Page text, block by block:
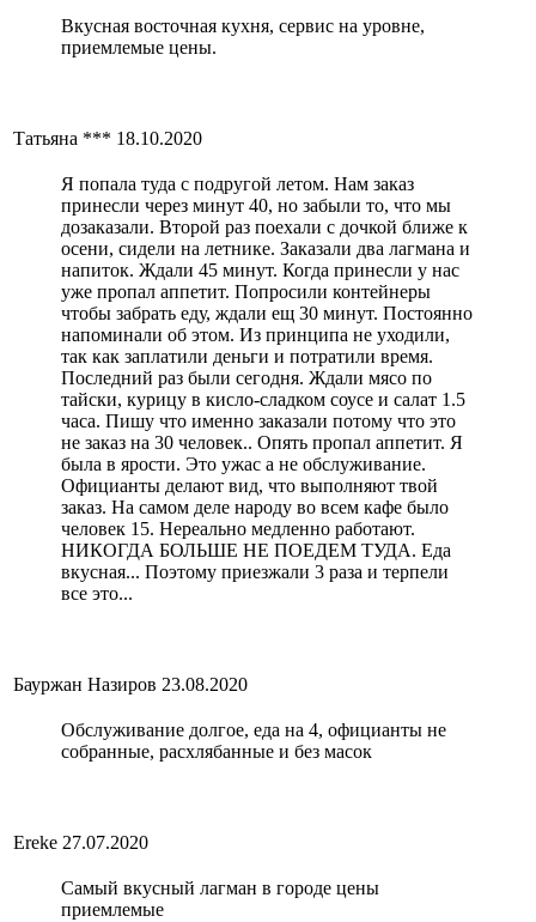
Вкусная восточная кухня, сервис на уровне,
приемлемые цены.
Татьяна *** 18.10.2020
Я попала туда с подругой летом. Нам заказ
принесли через минут 40, но забыли то, что мы
дозаказали. Второй раз поехали с дочкой ближе к
осени, сидели на летнике. Заказали два лагмана и
напиток. Ждали 45 минут. Когда принесли у нас
уже пропал аппетит. Попросили контейнеры
чтобы забрать еду, ждали ещ 30 минут. Постоянно
напоминали об этом. Из принципа не уходили,
так как заплатили деньги и потратили время.
Последний раз были сегодня. Ждали мясо по
тайски, курицу в кисло-сладком соусе и салат 1.5
часа. Пишу что именно заказали потому что это
не заказ на 30 человек.. Опять пропал аппетит. Я
была в ярости. Это ужас а не обслуживание.
Официанты делают вид, что выполняют твой
заказ. На самом деле народу во всем кафе было
человек 15. Нереально медленно работают.
НИКОГДА БОЛЬШЕ НЕ ПОЕДЕМ ТУДА. Еда
вкусная... Поэтому приезжали 3 раза и терпели
все это...
Бауржан Назиров 23.08.2020
Обслуживание долгое, еда на 4, официанты не
собранные, расхлябанные и без масок
Ereke 27.07.2020
Самый вкусный лагман в городе цены
приемлемые